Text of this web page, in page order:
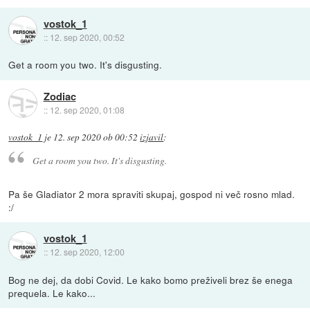
vostok_1
:: 12. sep 2020, 00:52
Get a room you two. It's disgusting.
Zodiac
:: 12. sep 2020, 01:08
vostok_1 je 12. sep 2020 ob 00:52 izjavil:
Get a room you two. It's disgusting.
Pa še Gladiator 2 mora spraviti skupaj, gospod ni več rosno mlad.
:/
vostok_1
:: 12. sep 2020, 12:00
Bog ne dej, da dobi Covid. Le kako bomo preživeli brez še enega
prequela. Le kako...